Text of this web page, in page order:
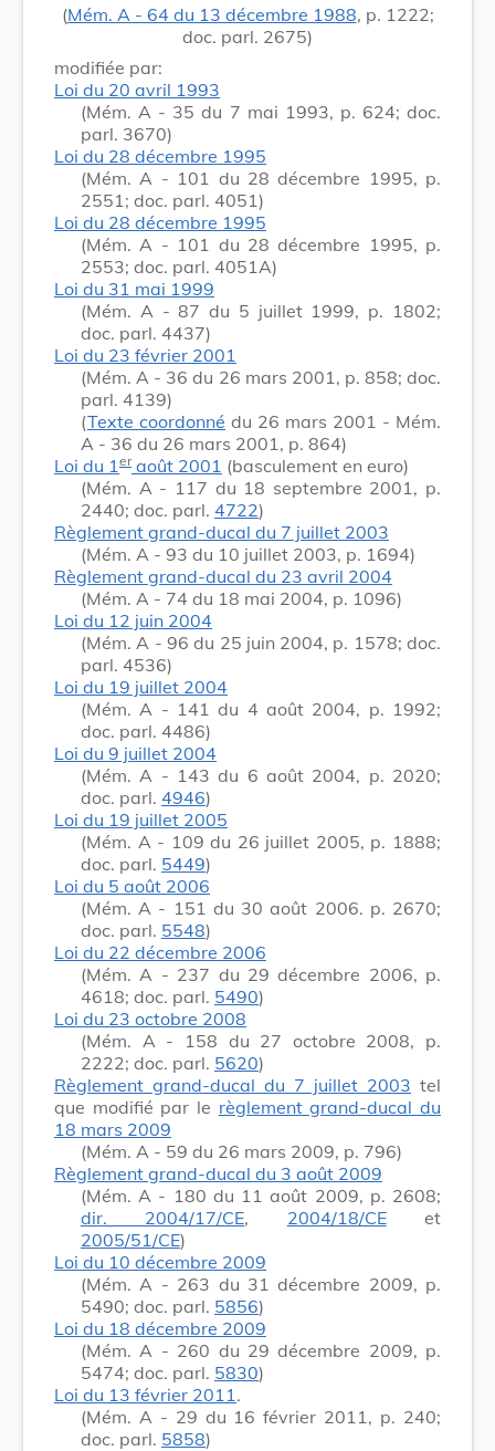
(Mém. A - 64 du 13 décembre 1988, p. 1222;
doc. parl. 2675)
modifiée par:
Loi du 20 avril 1993
(Mém. A - 35 du 7 mai 1993, p. 624; doc.
parl. 3670)
Loi du 28 décembre 1995
(Mém. A - 101 du 28 décembre 1995, p.
2551; doc. parl. 4051)
Loi du 28 décembre 1995
(Mém. A - 101 du 28 décembre 1995, p.
2553; doc. parl. 4051A)
Loi du 31 mai 1999
(Mém. A - 87 du 5 juillet 1999, p. 1802;
doc. parl. 4437)
Loi du 23 février 2001
(Mém. A - 36 du 26 mars 2001, p. 858; doc.
parl. 4139)
(Texte coordonné du 26 mars 2001 - Mém.
A - 36 du 26 mars 2001, p. 864)
Loi du 1 eraoût 2001 (basculement en euro)
(Mém. A - 117 du 18 septembre 2001, p.
2440; doc. parl. 4722)
Règlement grand-ducal du 7 juillet 2003
(Mém. A - 93 du 10 juillet 2003, p. 1694)
Règlement grand-ducal du 23 avril 2004
(Mém. A - 74 du 18 mai 2004, p. 1096)
Loi du 12 juin 2004
(Mém. A - 96 du 25 juin 2004, p. 1578; doc.
parl. 4536)
Loi du 19 juillet 2004
(Mém. A - 141 du 4 août 2004, p. 1992;
doc. parl. 4486)
Loi du 9 juillet 2004
(Mém. A - 143 du 6 août 2004, p. 2020;
doc. parl. 4946)
Loi du 19 juillet 2005
(Mém. A - 109 du 26 juillet 2005, p. 1888;
doc. parl. 5449)
Loi du 5 août 2006
(Mém. A - 151 du 30 août 2006. p. 2670;
doc. parl. 5548)
Loi du 22 décembre 2006
(Mém. A - 237 du 29 décembre 2006, p.
4618; doc. parl. 5490)
Loi du 23 octobre 2008
(Mém. A - 158 du 27 octobre 2008, p.
2222; doc. parl. 5620)
Règlement grand-ducal du 7 juillet 2003 tel
que modifié par le règlement grand-ducal du
18 mars 2009
(Mém. A - 59 du 26 mars 2009, p. 796)
Règlement grand-ducal du 3 août 2009
(Mém. A - 180 du 11 août 2009, p. 2608;
dir. 2004/17/CE, 2004/18/CEet
2005/51/CE)
Loi du 10 décembre 2009
(Mém. A - 263 du 31 décembre 2009, p.
5490; doc. parl. 5856)
Loi du 18 décembre 2009
(Mém. A - 260 du 29 décembre 2009, p.
5474; doc. parl. 5830)
Loi du 13 février 2011 .
(Mém. A - 29 du 16 février 2011, p. 240;
doc. parl. 5858)